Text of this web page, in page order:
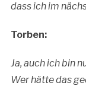
dass ich im
Torben:
Ja, auch ich bin
Wer hätte das